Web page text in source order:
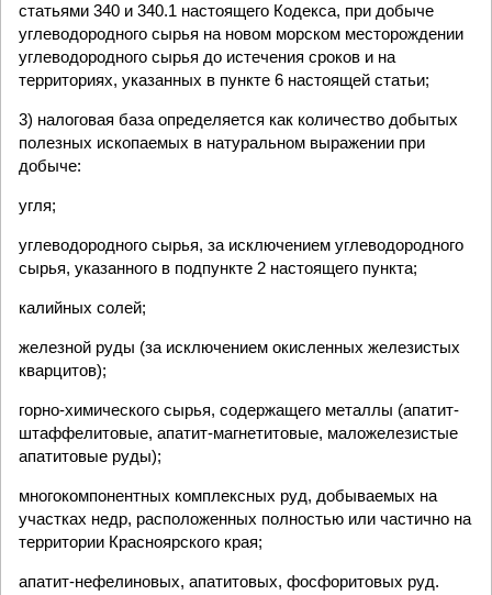
статьями 340 и 340.1 настоящего Кодекса, при добыче
углеводородного сырья на новом морском месторождении
углеводородного сырья до истечения сроков и на
территориях, указанных в пункте 6 настоящей статьи;
3) налоговая база определяется как количество добытых
полезных ископаемых в натуральном выражении при
добыче:
угля;
углеводородного сырья, за исключением углеводородного
сырья, указанного в подпункте 2 настоящего пункта;
калийных солей;
железной руды (за исключением окисленных железистых
кварцитов);
горно-химического сырья, содержащего металлы (апатит-
штаффелитовые, апатит-магнетитовые, маложелезистые
апатитовые руды);
многокомпонентных комплексных руд, добываемых на
участках недр, расположенных полностью или частично на
территории Красноярского края;
апатит-нефелиновых, апатитовых, фосфоритовых руд.